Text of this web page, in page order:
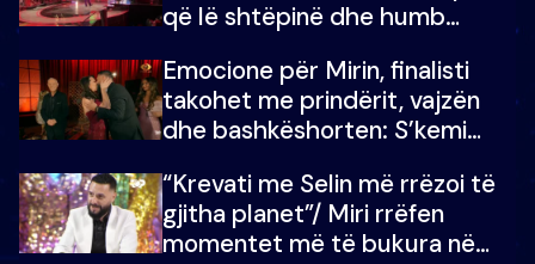
që lë shtëpinë dhe humb
çmimin e madh
Emocione për Mirin, finalisti
takohet me prindërit, vajzën
dhe bashkëshorten: S’kemi
“Krevati me Selin më rrëzoi të
gjitha planet”/ Miri rrëfen
momentet më të bukura në